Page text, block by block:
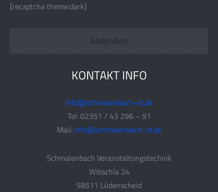
[recaptcha theme:dark]
KONTAKT INFO
info@schmalenbach-vt.de
Tel: 02351 / 43 296 – 91
Mail: info@schmalenbach-vt.de
Schmalenbach Veranstaltungstechnik
Wibschla 24
58511 Lüdenscheid